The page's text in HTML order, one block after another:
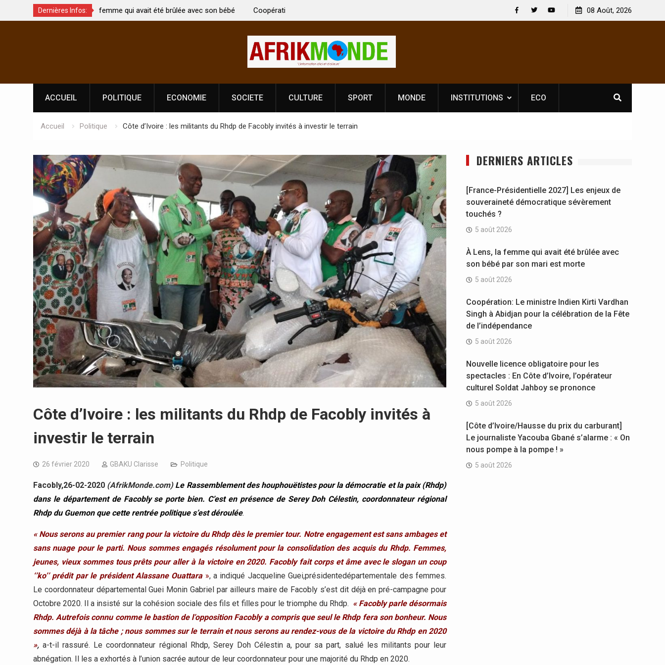
Dernières Infos:
brûlée avec son bébé
Coopération: Le ministre Indien Kirti Vardhan Singh à
Abidjan pour la célébration de la Fête de
Côte d’Ivoire, l’opérateur culturel Soldat Jahboy se
prononce
[France-Présidentielle 2027] Les enjeux de
souveraineté démocratique sévèrement touchés ?
08 Août, 2026
ACCUEIL POLITIQUE ECONOMIE SOCIETE CULTURE SPORT MONDE INSTITUTIONS ECO
Accueil Politique Côte d’Ivoire : les militants du Rhdp de Facobly invités à investir le terrain
Côte d’Ivoire : les militants du Rhdp de Facobly invités à
investir le terrain
26 février 2020 GBAKU Clarisse Politique
Facobly,26-02-2020 (AfrikMonde.com) Le Rassemblement des houphouëtistes pour la démocratie et la paix (Rhdp)
dans le département de Facobly se porte bien. C’est en présence de Serey Doh Célestin, coordonnateur régional
Rhdp du Guemon que cette rentrée politique s’est déroulée.
« Nous serons au premier rang pour la victoire du Rhdp dès le premier tour. Notre engagement est sans ambages et
sans nuage pour le parti. Nous sommes engagés résolument pour la consolidation des acquis du Rhdp. Femmes,
jeunes, vieux sommes tous prêts pour aller à la victoire en 2020. Facobly fait corps et âme avec le slogan un coup
‘’ko’’ prédit par le président Alassane Ouattara», a indiqué Jacqueline Guei,présidentedépartementale des femmes.
Le coordonnateur départemental Guei Monin Gabriel par ailleurs maire de Facobly s’est dit déjà en pré-campagne pour
Octobre 2020. Il a insisté sur la cohésion sociale des fils et filles pour le triomphe du Rhdp. « Facobly parle désormais
Rhdp. Autrefois connu comme le bastion de l’opposition Facobly a compris que seul le Rhdp fera son bonheur. Nous
sommes déjà à la tâche ; nous sommes sur le terrain et nous serons au rendez-vous de la victoire du Rhdp en 2020
», a-t-il rassuré. Le coordonnateur régional Rhdp, Serey Doh Célestin a, pour sa part, salué les militants pour leur
abnégation. Il les a exhortés à l’union sacrée autour de leur coordonnateur pour une majorité du Rhdp en 2020.
DERNIERS ARTICLES
[France-Présidentielle 2027] Les enjeux de
souveraineté démocratique sévèrement
touchés ?
5 août 2026
À Lens, la femme qui avait été brûlée avec
son bébé par son mari est morte
5 août 2026
Coopération: Le ministre Indien Kirti Vardhan
Singh à Abidjan pour la célébration de la Fête
de l’indépendance
5 août 2026
Nouvelle licence obligatoire pour les
spectacles : En Côte d’Ivoire, l’opérateur
culturel Soldat Jahboy se prononce
5 août 2026
[Côte d’Ivoire/Hausse du prix du carburant]
Le journaliste Yacouba Gbané s’alarme : « On
nous pompe à la pompe ! »
5 août 2026